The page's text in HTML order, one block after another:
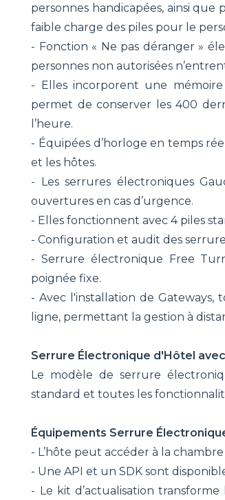
personnes handicapées, ainsi
faible charge des piles pour le
- Fonction « Ne pas déranger »
personnes non autorisées
- Elles incorporent une
permet de conserver les 400
l’heure.
- Équipées d’horloge en temps
et les hôtes.
- Les serrures électroniques
ouvertures en cas d’urgence.
- Elles fonctionnent avec 4 piles
- Configuration et audit des
- Serrure électronique Free
poignée fixe.
- Avec l'installation de Gateways,
ligne, permettant la gestion à
Serrure Électronique d'Hôtel
Le modèle de serrure
standard et toutes les
Équipements Serrure
- L’hôte peut accéder à la
- Une API et un SDK sont
- Le kit d’actualisation